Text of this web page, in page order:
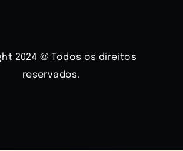
2024 @ Todos os direitos
reservados.